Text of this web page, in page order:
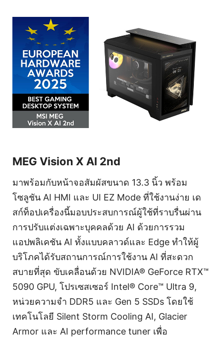
MEG Vision X AI 2nd
มาพร้อมกับหน้าจอสัมผัสขนาด 13.3 นิ้ว พร้อม
โซลูชัน AI HMI และ UI EZ Mode ที่ใช้งานง่าย เด
สก์ท็อปเครื่องนี้มอบประสบการณ์ผู้ใช้ที่ราบรื่นผ่าน
การปรับแต่งเฉพาะบุคคลด้วย AI ด้วยการรวม
แอปพลิเคชัน AI ทั้งแบบคลาวด์และ Edge ทำให้ผู้
บริโภคได้รับสถานการณ์การใช้งาน AI ที่สะดวก
สบายที่สุด ขับเคลื่อนด้วย NVIDIA® GeForce RTX™
5090 GPU, โปรเซสเซอร์ Intel® Core™ Ultra 9,
หน่วยความจำ DDR5 และ Gen 5 SSDs โดยใช้
เทคโนโลยี Silent Storm Cooling AI, Glacier
Armor และ AI performance tuner เพื่อ